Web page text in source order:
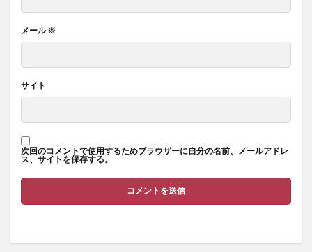
メール※
サイト
次回のコメントで使用するためブラウザーに自分の名前、メールアドレ
ス、サイトを保存する。